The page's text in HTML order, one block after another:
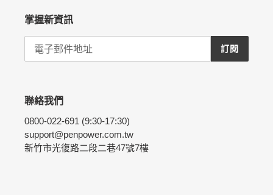
掌握新資訊
訂閱
聯絡我們
0800-022-691 (9:30-17:30)
support@penpower.com.tw
新竹市光復路二段二巷47號7樓